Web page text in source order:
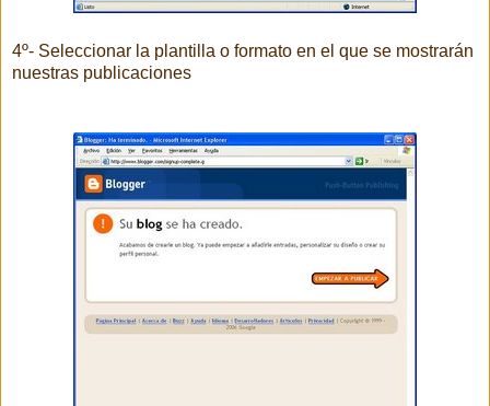
4º- Seleccionar la plantilla o formato en el que se mostrarán
nuestras publicaciones